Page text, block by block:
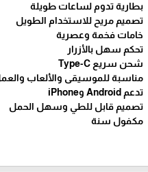
بطارية تدوم لساعات طويلة
تصميم مريح للاستخدام الطويل
خامات فخمة وعصرية
تحكم سهل بالأزرار
شحن سريع Type-C
مناسبة للموسيقى والألعاب
تدعم Android وiPhone
تصميم قابل للطي وسهل الحمل
مكفول سنة